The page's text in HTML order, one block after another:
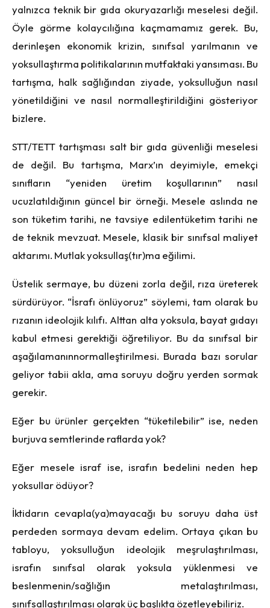
yalnızca teknik bir gıda okuryazarlığı meselesi değil.
Öyle görme kolaycılığına kaçmamamız gerek. Bu,
derinleşen ekonomik krizin, sınıfsal yarılmanın ve
yoksullaştırma politikalarının mutfaktaki yansıması. Bu
tartışma, halk sağlığından ziyade, yoksulluğun nasıl
yönetildiğini ve nasıl normalleştirildiğini gösteriyor
bizlere.
STT/TETT tartışması salt bir gıda güvenliği meselesi
de değil. Bu tartışma, Marx’ın deyimiyle, emekçi
sınıfların “yeniden üretim koşullarının” nasıl
ucuzlatıldığının güncel bir örneği. Mesele aslında ne
son tüketim tarihi, ne tavsiye edilentüketim tarihi ne
de teknik mevzuat. Mesele, klasik bir sınıfsal maliyet
aktarımı. Mutlak yoksullaş(tır)ma eğilimi.
Üstelik sermaye, bu düzeni zorla değil, rıza üreterek
sürdürüyor. “İsrafı önlüyoruz” söylemi, tam olarak bu
rızanın ideolojik kılıfı. Alttan alta yoksula, bayat gıdayı
kabul etmesi gerektiği öğretiliyor. Bu da sınıfsal bir
aşağılamanınnormalleştirilmesi. Burada bazı sorular
geliyor tabii akla, ama soruyu doğru yerden sormak
gerekir.
Eğer bu ürünler gerçekten “tüketilebilir” ise, neden
burjuva semtlerinde raflarda yok?
Eğer mesele israf ise, israfın bedelini neden hep
yoksullar ödüyor?
İktidarın cevapla(ya)mayacağı bu soruyu daha üst
perdeden sormaya devam edelim. Ortaya çıkan bu
tabloyu, yoksulluğun ideolojik meşrulaştırılması,
israfın sınıfsal olarak yoksula yüklenmesi ve
beslenmenin/sağlığın metalaştırılması,
sınıfsallaştırılması olarak üç başlıkta özetleyebiliriz.